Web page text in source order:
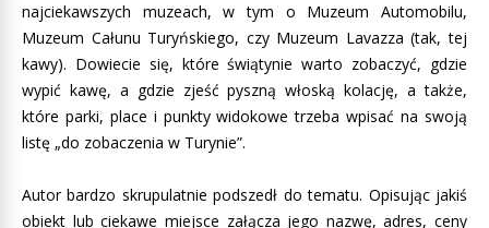
najciekawszych muzeach, w tym o Muzeum Automobilu,
Muzeum Całunu Turyńskiego, czy Muzeum Lavazza (tak, tej
kawy). Dowiecie się, które świątynie warto zobaczyć, gdzie
wypić kawę, a gdzie zjeść pyszną włoską kolację, a także,
które parki, place i punkty widokowe trzeba wpisać na swoją
listę „do zobaczenia w Turynie”.
Autor bardzo skrupulatnie podszedł do tematu. Opisując jakiś
obiekt lub ciekawe miejsce załącza jego nazwę, adres, ceny